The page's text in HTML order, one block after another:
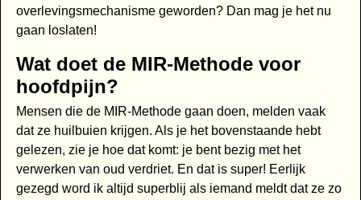
overlevingsmechanisme geworden? Dan mag je het nu
gaan loslaten!
Wat doet de MIR-Methode voor
hoofdpijn?
Mensen die de MIR-Methode gaan doen, melden vaak
dat ze huilbuien krijgen. Als je het bovenstaande hebt
gelezen, zie je hoe dat komt: je bent bezig met het
verwerken van oud verdriet. En dat is super! Eerlijk
gezegd word ik altijd superblij als iemand meldt dat ze zo